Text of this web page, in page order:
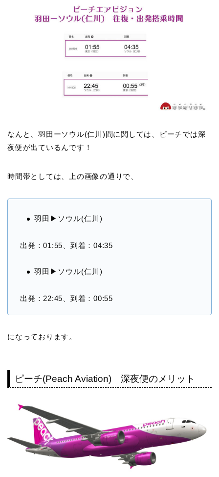
なんと、羽田ーソウル(仁川)間に関しては、ピーチでは深
夜便が出ているんです！
時間帯としては、上の画像の通りで、
羽田▶︎ソウル(仁川)
出発：01:55、到着：04:35
羽田▶︎ソウル(仁川)
出発：22:45、到着：00:55
になっております。
ピーチ(Peach Aviation) 深夜便のメリット